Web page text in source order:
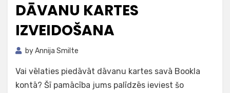
DĀVANU KARTES
IZVEIDOŠANA
byAnnija Smilte
Vai vēlaties piedāvāt dāvanu kartes savā Bookla
kontā? Šī pamācība jums palīdzēs ieviest šo